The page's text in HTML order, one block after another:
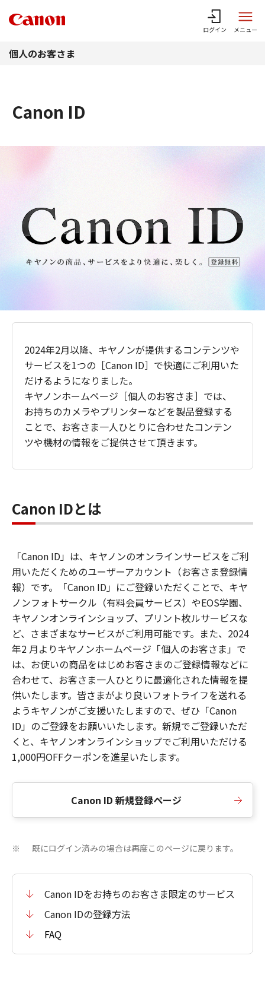
ログイン メニュー
個人のお客さま
Canon ID
2024年2月以降、キヤノンが提供するコンテンツや
サービスを1つの［Canon ID］で快適にご利用いた
だけるようになりました。
キヤノンホームページ［個人のお客さま］では、
お持ちのカメラやプリンターなどを製品登録する
ことで、お客さま一人ひとりに合わせたコンテン
ツや機材の情報をご提供させて頂きます。
Canon IDとは
「Canon ID」は、キヤノンのオンラインサービスをご利
用いただくためのユーザーアカウント（お客さま登録情
報）です。「Canon ID」にご登録いただくことで、キヤ
ノンフォトサークル（有料会員サービス）やEOS学園、
キヤノンオンラインショップ、プリント枚ルサービスな
ど、さまざまなサービスがご利用可能です。また、2024
年2 月よりキヤノンホームページ「個人のお客さま」で
は、お使いの商品をはじめお客さまのご登録情報などに
合わせて、お客さま一人ひとりに最適化された情報を提
供いたします。皆さまがより良いフォトライフを送れる
ようキヤノンがご支援いたしますので、ぜひ「Canon
ID」のご登録をお願いいたします。新規でご登録いただ
くと、キヤノンオンラインショップでご利用いただける
1,000円OFFクーポンを進呈いたします。
Canon ID 新規登録ページ
※ 既にログイン済みの場合は再度このページに戻ります。
Canon IDをお持ちのお客さま限定のサービス
Canon IDの登録方法
FAQ